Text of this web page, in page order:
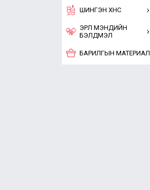
ШИНГЭН ХҮНС
ЭРҮҮЛ МЭНДИЙН
БЭЛДМЭЛ
БАРИЛГЫН МАТЕРИАЛ